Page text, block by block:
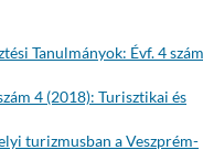
Tanulmányok: Évf. 4
4 (2018): Turisztikai és
turizmusban a Veszprém-